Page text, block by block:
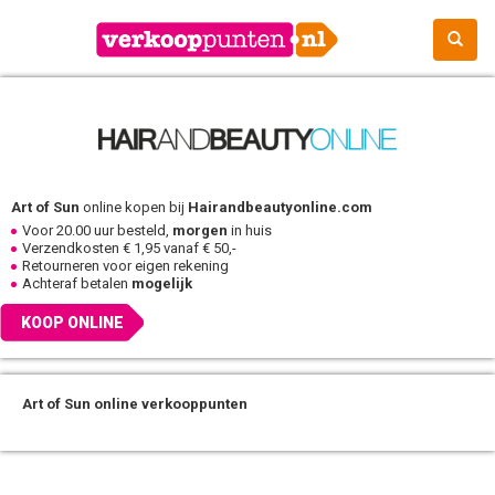
Art of Sun online kopen bij Hairandbeautyonline.com
Voor 20.00 uur besteld, morgen in huis
Verzendkosten € 1,95 vanaf € 50,-
Retourneren voor eigen rekening
Achteraf betalen mogelijk
KOOP ONLINE
Art of Sun online verkooppunten